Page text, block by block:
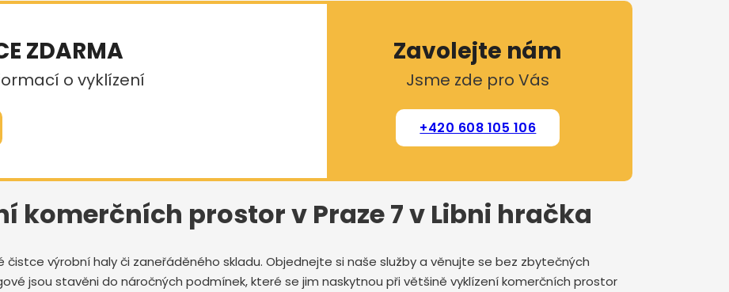
ZDARMA
o vyklízení
Zavolejte nám
Jsme zde pro Vás
+420 608 105 106
komerčních prostor v Praze 7 v Libni hračka
čistce výrobní haly či zaneřáděného skladu. Objednejte si naše služby a věnujte se bez zbytečných
jsou stavěni do náročných podmínek, které se jim naskytnou při většině vyklízení komerčních prostor